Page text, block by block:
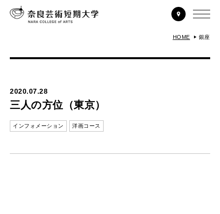
HOME 銀座
2020.07.28
三人の方位（東京）
インフォメーション 洋画コース